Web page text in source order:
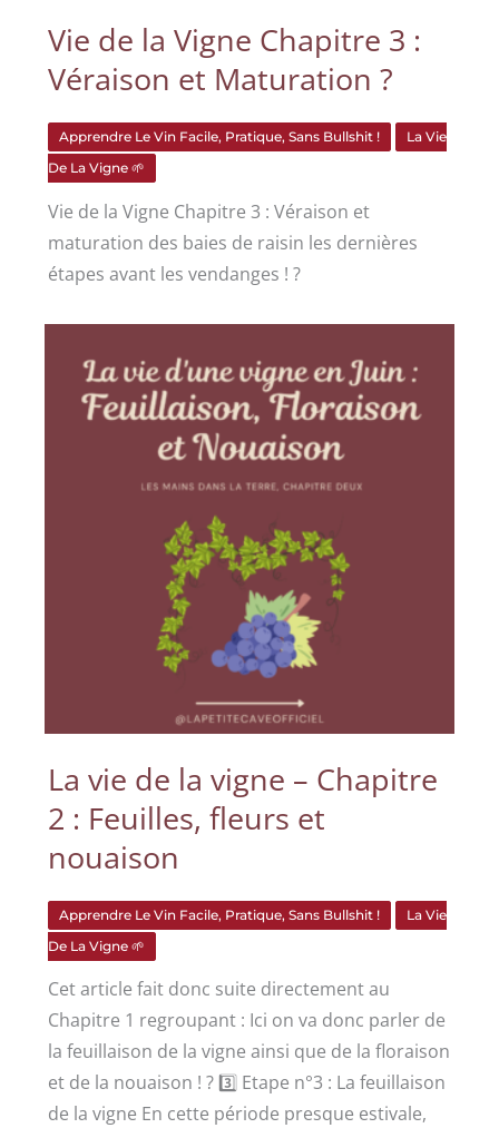
Vie de la Vigne Chapitre 3 :
Véraison et Maturation ?
Apprendre Le Vin Facile, Pratique, Sans Bullshit !
La Vie
De La Vigne 🌱
Vie de la Vigne Chapitre 3 : Véraison et
maturation des baies de raisin les dernières
étapes avant les vendanges ! ?
La vie de la vigne – Chapitre
2 : Feuilles, fleurs et
nouaison
Apprendre Le Vin Facile, Pratique, Sans Bullshit !
La Vie
De La Vigne 🌱
Cet article fait donc suite directement au
Chapitre 1 regroupant : Ici on va donc parler de
la feuillaison de la vigne ainsi que de la floraison
et de la nouaison ! ? 3️⃣ Etape n°3 : La feuillaison
de la vigne En cette période presque estivale,